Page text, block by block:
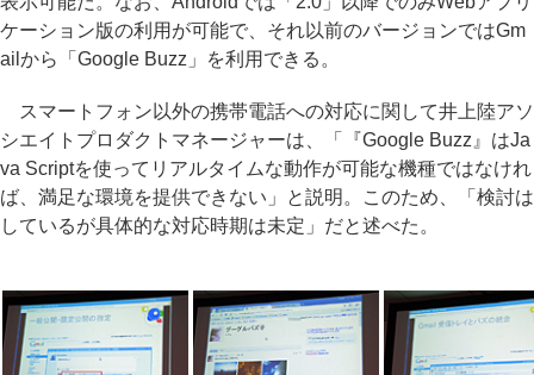
ケーション版の利用が可能で、それ以前のバージョンではGm
ailから「Google Buzz」を利用できる。
スマートフォン以外の携帯電話への対応に関して井上陸アソ
シエイトプロダクトマネージャーは、「『Google Buzz』はJa
va Scriptを使ってリアルタイムな動作が可能な機種ではなけれ
ば、満足な環境を提供できない」と説明。このため、「検討は
しているが具体的な対応時期は未定」だと述べた。